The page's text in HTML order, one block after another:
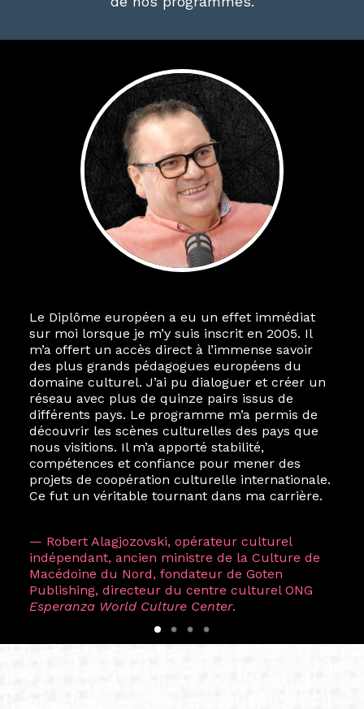
Le Diplôme européen a eu un effet immédiat
sur moi lorsque je m’y suis inscrit en 2005. Il
m’a offert un accès direct à l’immense savoir
des plus grands pédagogues européens du
domaine culturel. J’ai pu dialoguer et créer un
réseau avec plus de quinze pairs issus de
différents pays. Le programme m’a permis de
découvrir les scènes culturelles des pays que
nous visitions. Il m’a apporté stabilité,
compétences et confiance pour mener des
projets de coopération culturelle internationale.
Ce fut un véritable tournant dans ma carrière.
— Robert Alagjozovski, opérateur culturel
indépendant, ancien ministre de la Culture de
Macédoine du Nord, fondateur de Goten
Publishing, directeur du centre culturel ONG
Esperanza World Culture Center.